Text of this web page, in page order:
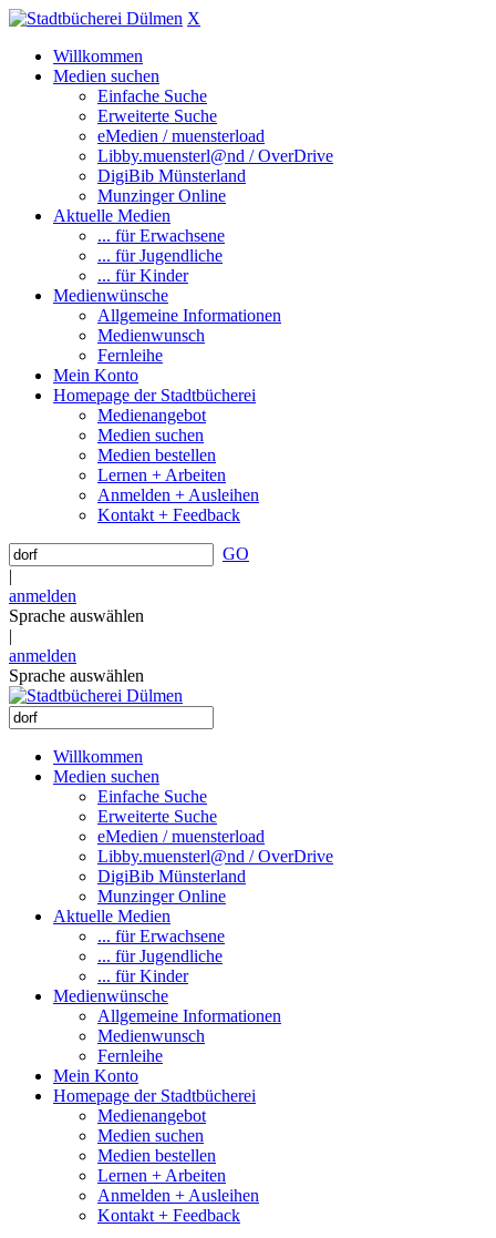
X
Willkommen
Medien suchen
Einfache Suche
Erweiterte Suche
eMedien / muensterload
Libby.muensterl@nd / OverDrive
DigiBib Münsterland
Munzinger Online
Aktuelle Medien
... für Erwachsene
... für Jugendliche
... für Kinder
Medienwünsche
Allgemeine Informationen
Medienwunsch
Fernleihe
Mein Konto
Homepage der Stadtbücherei
Medienangebot
Medien suchen
Medien bestellen
Lernen + Arbeiten
Anmelden + Ausleihen
Kontakt + Feedback
GO
|
anmelden
Sprache auswählen
|
anmelden
Sprache auswählen
Willkommen
Medien suchen
Einfache Suche
Erweiterte Suche
eMedien / muensterload
Libby.muensterl@nd / OverDrive
DigiBib Münsterland
Munzinger Online
Aktuelle Medien
... für Erwachsene
... für Jugendliche
... für Kinder
Medienwünsche
Allgemeine Informationen
Medienwunsch
Fernleihe
Mein Konto
Homepage der Stadtbücherei
Medienangebot
Medien suchen
Medien bestellen
Lernen + Arbeiten
Anmelden + Ausleihen
Kontakt + Feedback